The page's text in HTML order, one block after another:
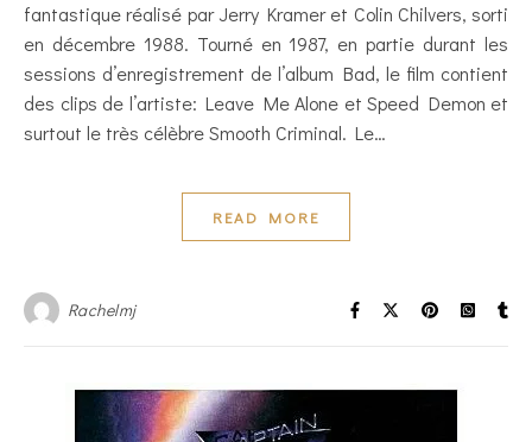
fantastique réalisé par Jerry Kramer et Colin Chilvers, sorti
en décembre 1988. Tourné en 1987, en partie durant les
sessions d’enregistrement de l’album Bad, le film contient
des clips de l’artiste: Leave Me Alone et Speed Demon et
surtout le très célèbre Smooth Criminal. Le…
READ MORE
Rachelmj